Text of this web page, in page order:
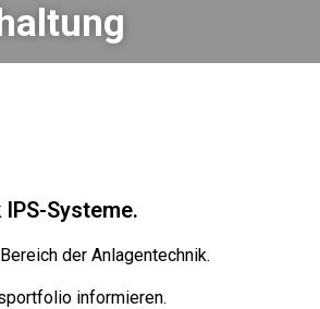
Systeme.
der Anlagentechnik.
informieren.